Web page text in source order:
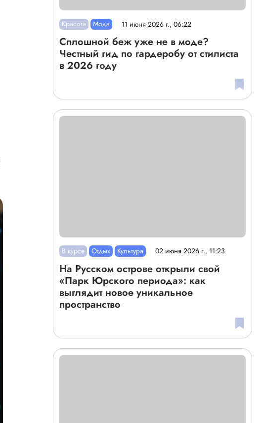
Красота Мода 11 июня 2026 г., 06:22
Сплошной беж уже не в моде?
Честный гид по гардеробу от стилиста
в 2026 году
В курсе Отдых Культура 02 июня 2026 г., 11:23
На Русском острове открыли свой
«Парк Юрского периода»: как
выглядит новое уникальное
пространство